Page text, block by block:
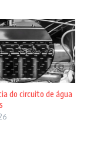
do circuito de água